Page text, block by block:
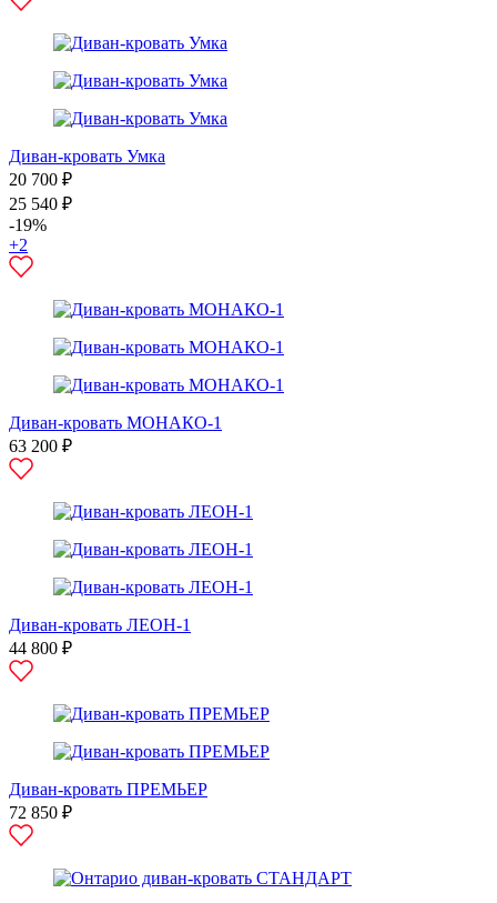
Диван-кровать Умка
20 700 ₽
25 540 ₽
-19%
+2
Диван-кровать МОНАКО-1
63 200 ₽
Диван-кровать ЛЕОН-1
44 800 ₽
Диван-кровать ПРЕМЬЕР
72 850 ₽